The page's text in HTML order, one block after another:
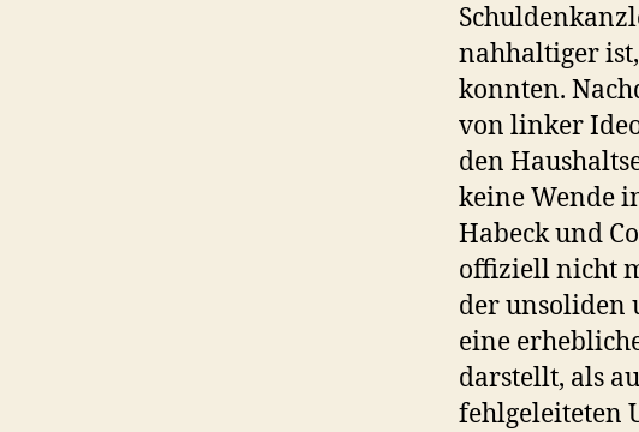
nahhaltiger
konnten.
von linker
den
keine Wende
Habeck und
offiziell nicht
der unsoliden
eine
darstellt, als
fehlgeleiteten